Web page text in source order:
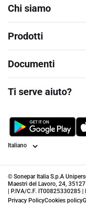
Chi siamo
Prodotti
Documenti
Ti serve aiuto?
Lingua
© Sonepar Italia S.p.A
Maestri del Lavoro, 24,
| P.IVA/C.F. IT00825330285
Privacy PolicyCookies policy